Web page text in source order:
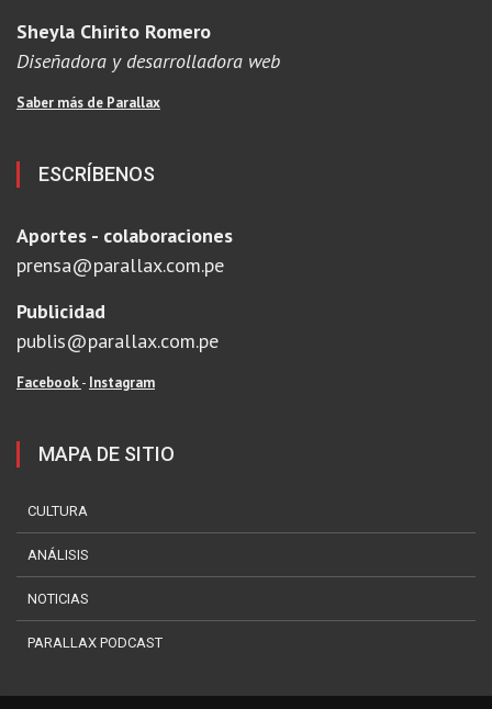
Sheyla Chirito Romero
Diseñadora y desarrolladora web
Saber más de Parallax
ESCRÍBENOS
Aportes - colaboraciones
prensa@parallax.com.pe
Publicidad
publis@parallax.com.pe
Facebook- Instagram
MAPA DE SITIO
CULTURA
ANÁLISIS
NOTICIAS
PARALLAX PODCAST